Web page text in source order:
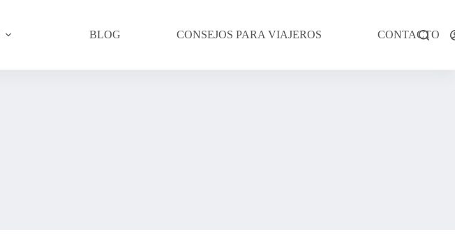
BLOG CONSEJOS PARA VIAJEROS CONTACTO